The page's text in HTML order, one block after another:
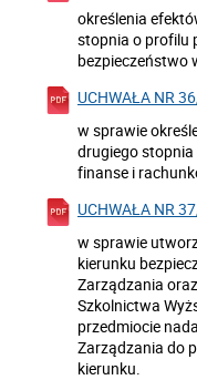
określenia
stopnia o profilu
bezpieczeństwo
UCHWAŁA NR
w sprawie
drugiego
finanse i
UCHWAŁA NR
w sprawie
kierunku
Zarządzania
Szkolnictwa
przedmiocie
Zarządzania do
kierunku.